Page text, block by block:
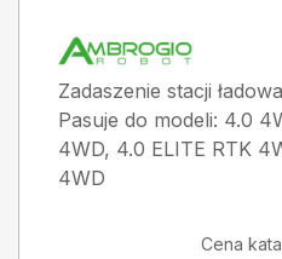
Zadaszenie stacji
Pasuje do modeli: 4.0
4WD, 4.0 ELITE RTK
4WD
Cena